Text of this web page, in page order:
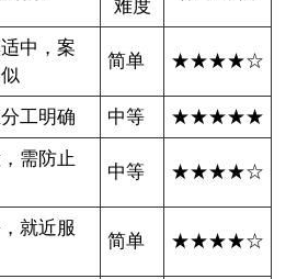
难度
中，案
简单 ★★★★☆
工明确 中等 ★★★★★
需防止
中等 ★★★★☆
就近服
简单 ★★★★☆